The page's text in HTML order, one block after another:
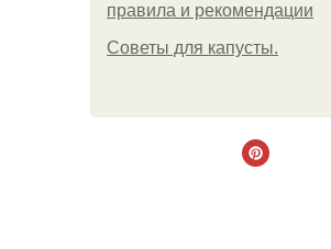
правила и рекомендации
Советы для капусты.